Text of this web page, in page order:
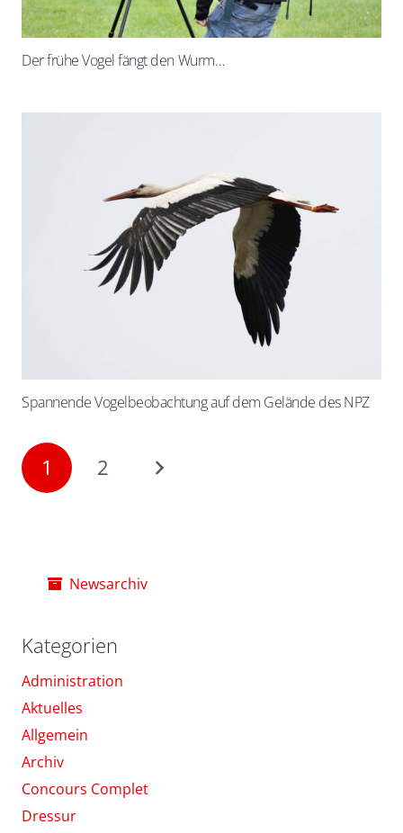
Der frühe Vogel fängt den Wurm…
Spannende Vogelbeobachtung auf dem Gelände des NPZ
1 2
Newsarchiv
Kategorien
Administration
Aktuelles
Allgemein
Archiv
Concours Complet
Dressur